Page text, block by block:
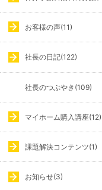
お客様の声(11)
社長の日記(122)
社長のつぶやき(109)
マイホーム購入講座(12)
課題解決コンテンツ(1)
お知らせ(3)